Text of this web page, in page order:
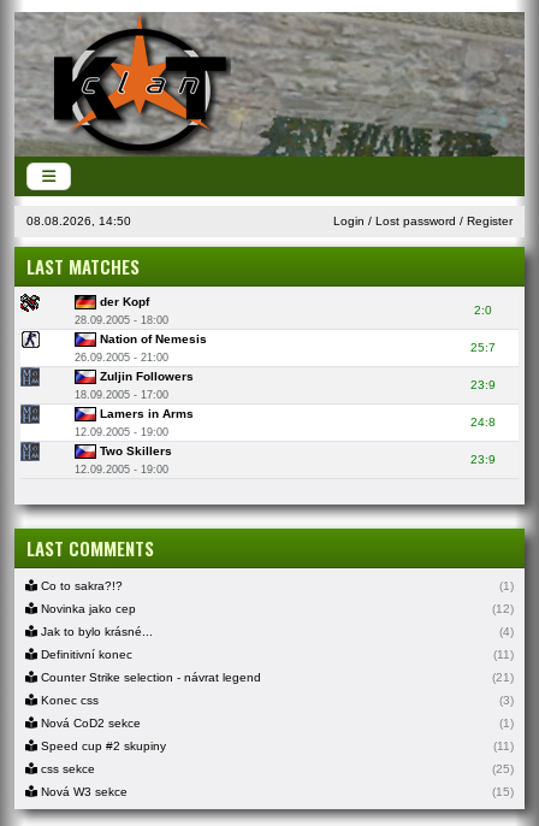
08.08.2026, 14:50 Login / Lost password / Register
LAST MATCHES
der Kopf
28.09.2005 - 18:00
2:0
Nation of Nemesis
26.09.2005 - 21:00
25:7
Zuljin Followers
18.09.2005 - 17:00
23:9
Lamers in Arms
12.09.2005 - 19:00
24:8
Two Skillers
12.09.2005 - 19:00
23:9
LAST COMMENTS
Co to sakra?!?
(1)
Novinka jako cep
(12)
Jak to bylo krásné...
(4)
Definitivní konec
(11)
Counter Strike selection - návrat legend
(21)
Konec css
(3)
Nová CoD2 sekce
(1)
Speed cup #2 skupiny
(11)
css sekce
(25)
Nová W3 sekce
(15)